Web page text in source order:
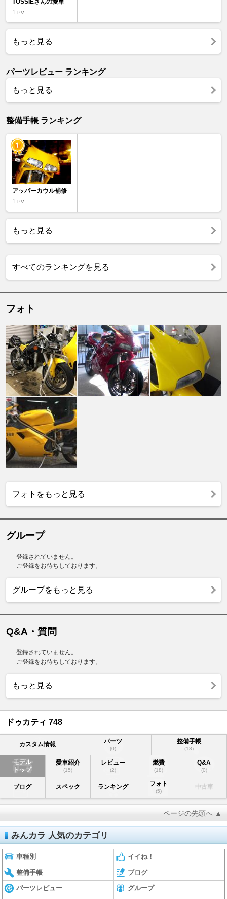
TOSSIEさんの愛車
1 PV
もっと見る
パーツレビュー ランキング
もっと見る
整備手帳 ランキング
アッパーカウル補修
1 PV
もっと見る
すべてのランキングを見る
フォト
フォトをもっと見る
グループ
登録されていません。
ご登録をお待ちしております。
グループをもっと見る
Q&A・質問
登録されていません。
ご登録をお待ちしております。
もっと見る
ドゥカティ 748
カスタム情報 パーツ
(0)
整備手帳
(18)
モデル
トップ
愛車紹介
(15)
レビュー
(2)
燃費
(18)
Q&A
(0)
ブログ スペック ランキング フォト
(5)
中古車
ページの先頭へ ▲
みんカラ 人気のカテゴリ
車種別 イイね！
整備手帳 ブログ
パーツレビュー グループ